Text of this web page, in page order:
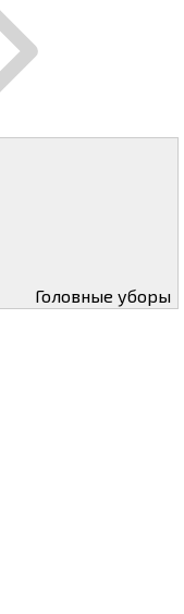
Головные уборы